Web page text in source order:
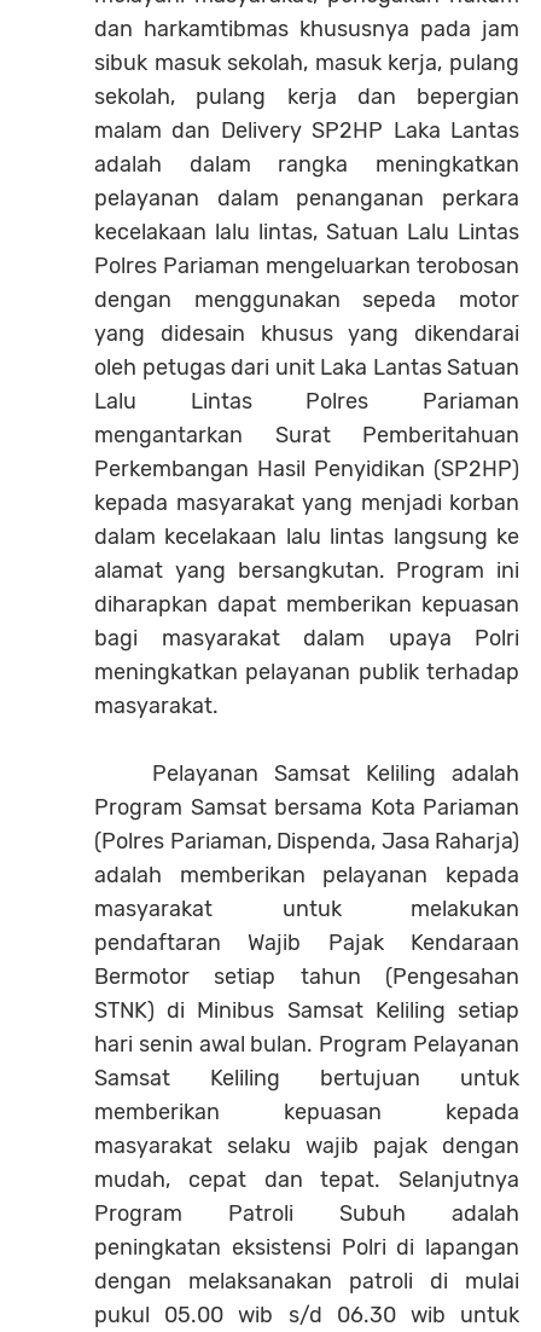
dan harkamtibmas khususnya pada jam
sibuk masuk sekolah, masuk kerja, pulang
sekolah, pulang kerja dan bepergian
malam dan Delivery SP2HP Laka Lantas
adalah dalam rangka meningkatkan
pelayanan dalam penanganan perkara
kecelakaan lalu lintas, Satuan Lalu Lintas
Polres Pariaman mengeluarkan terobosan
dengan menggunakan sepeda motor
yang didesain khusus yang dikendarai
oleh petugas dari unit Laka Lantas Satuan
Lalu Lintas Polres Pariaman
mengantarkan Surat Pemberitahuan
Perkembangan Hasil Penyidikan (SP2HP)
kepada masyarakat yang menjadi korban
dalam kecelakaan lalu lintas langsung ke
alamat yang bersangkutan. Program ini
diharapkan dapat memberikan kepuasan
bagi masyarakat dalam upaya Polri
meningkatkan pelayanan publik terhadap
masyarakat.
Pelayanan Samsat Keliling adalah
Program Samsat bersama Kota Pariaman
(Polres Pariaman, Dispenda, Jasa Raharja)
adalah memberikan pelayanan kepada
masyarakat untuk melakukan
pendaftaran Wajib Pajak Kendaraan
Bermotor setiap tahun (Pengesahan
STNK) di Minibus Samsat Keliling setiap
hari senin awal bulan. Program Pelayanan
Samsat Keliling bertujuan untuk
memberikan kepuasan kepada
masyarakat selaku wajib pajak dengan
mudah, cepat dan tepat. Selanjutnya
Program Patroli Subuh adalah
peningkatan eksistensi Polri di lapangan
dengan melaksanakan patroli di mulai
pukul 05.00 wib s/d 06.30 wib untuk